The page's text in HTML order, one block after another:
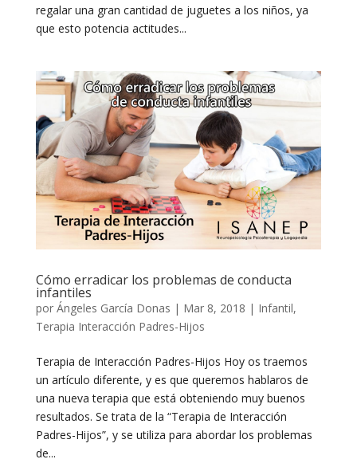
regalar una gran cantidad de juguetes a los niños, ya
que esto potencia actitudes...
Cómo erradicar los problemas de conducta
infantiles
por Ángeles García Donas | Mar 8, 2018 | Infantil,
Terapia Interacción Padres-Hijos
Terapia de Interacción Padres-Hijos Hoy os traemos
un artículo diferente, y es que queremos hablaros de
una nueva terapia que está obteniendo muy buenos
resultados. Se trata de la “Terapia de Interacción
Padres-Hijos”, y se utiliza para abordar los problemas
de...